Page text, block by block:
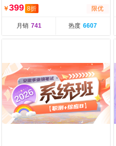
￥399 8折 限优
月销 741 热度 6607